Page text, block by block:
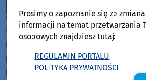
Powiat Kościerski
wtorek, 21 lipca 2026, 14:44
Dwa pobicia jednego dnia w
powiecie kościerskim.
przesłuchują świadków"
Prosimy o zapoznanie się ze
informacji na temat przetwarzania
osobowych znajdziesz tutaj:
REGULAMIN PORTALU
POLITYKA PRYWATNOŚCI